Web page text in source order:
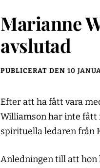
Marianne
avslutad
PUBLICERAT DEN 10
Efter att ha fått vara
Williamson har inte fått
spirituella ledaren från
Anledningen till att hon